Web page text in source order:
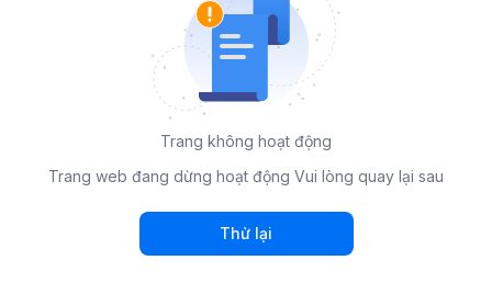
Trang không hoạt động
Trang web đang dừng hoạt động Vui lòng quay lại sau
Thử lại